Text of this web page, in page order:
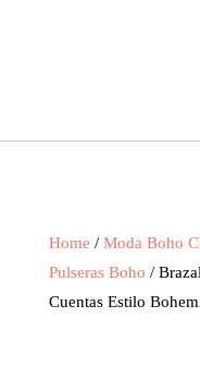
Home / Moda Boho
Pulseras Boho /
Cuentas Estilo